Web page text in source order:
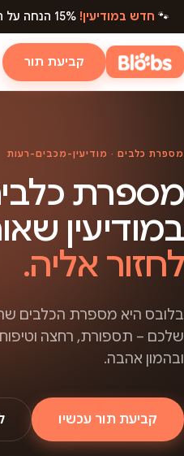
🐾 חדש במודיעין!
קביעת תור
מספרת כלבים · מודיעין-מכבים-רעות
מספרת
במודיעין
לחזור אליה.
בלובס היא מספרת הכלבים
שלכם – תספורת, רחצה
ובהמון אהבה.
קביעת תור עכשיו